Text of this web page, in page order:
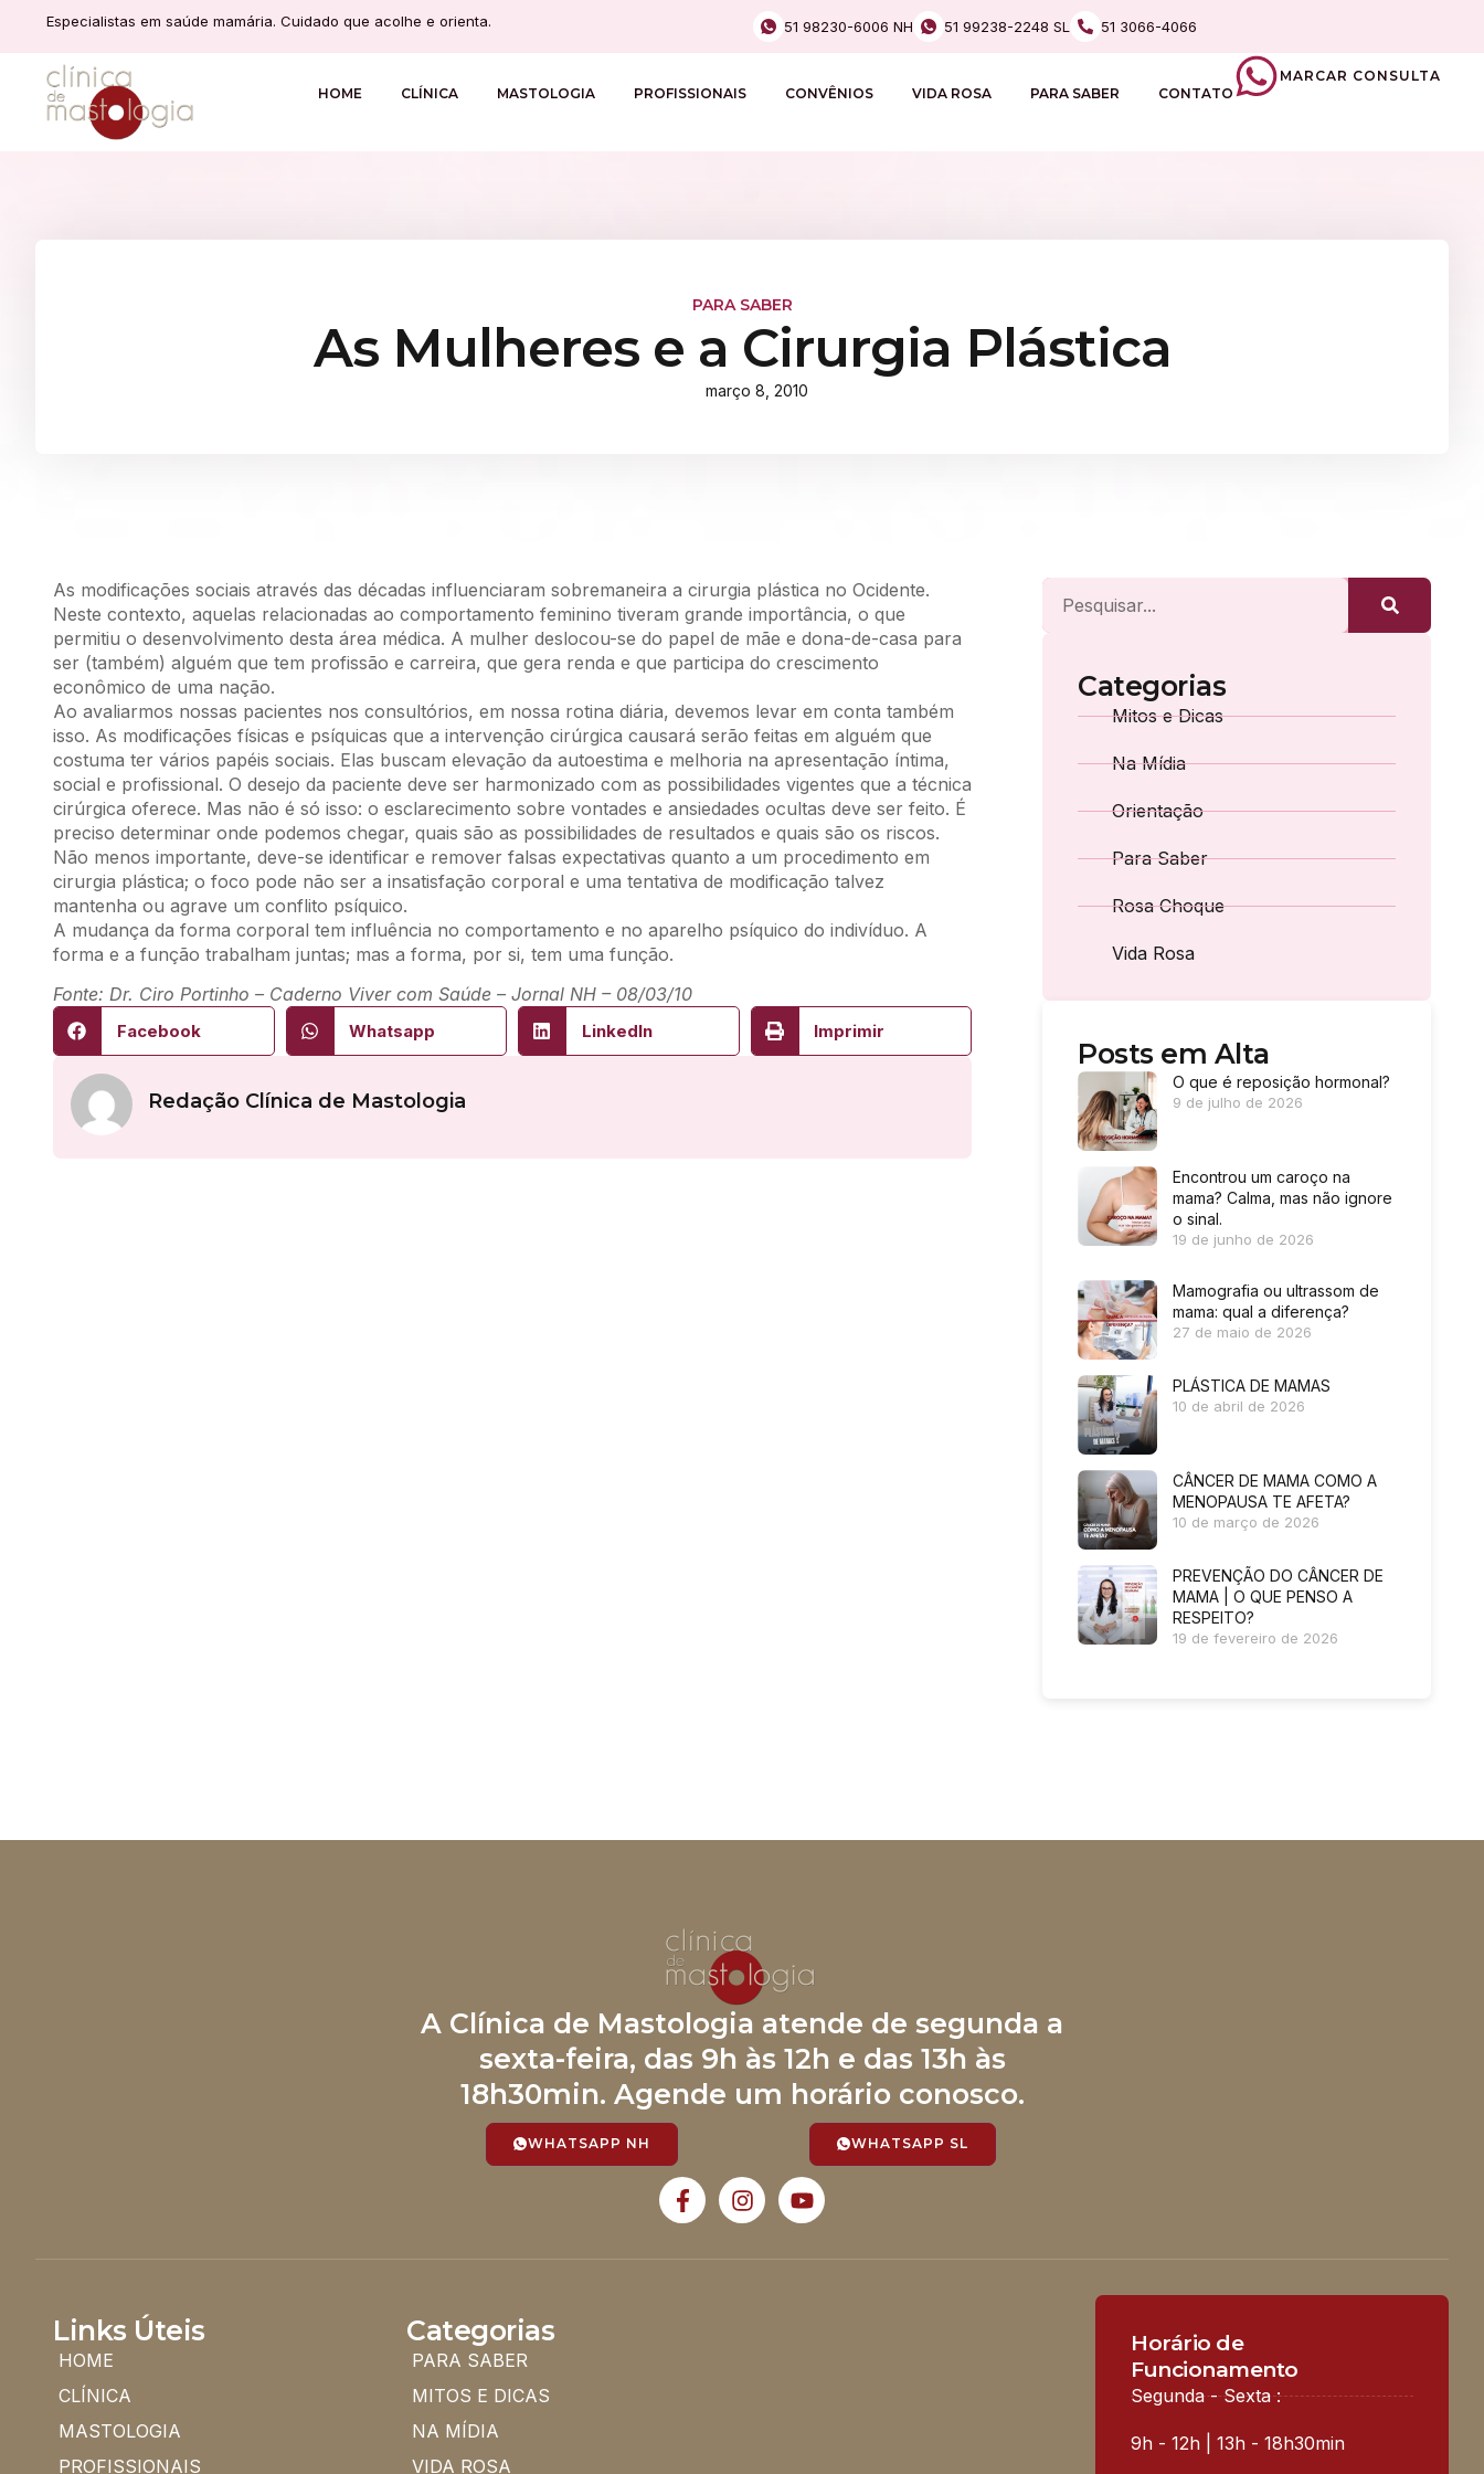
Especialistas em saúde mamária. Cuidado que acolhe e orienta. 51 98230-6006 NH 51 99238-2248 SL 51 3066-4066
HOME CLÍNICA MASTOLOGIA PROFISSIONAIS CONVÊNIOS VIDA ROSA PARA SABER CONTATO
MARCAR CONSULTA
PARA SABER
As Mulheres e a Cirurgia Plástica
março 8, 2010
As modificações sociais através das décadas influenciaram sobremaneira a cirurgia plástica no Ocidente.
Neste contexto, aquelas relacionadas ao comportamento feminino tiveram grande importância, o que
permitiu o desenvolvimento desta área médica. A mulher deslocou-se do papel de mãe e dona-de-casa para
ser (também) alguém que tem profissão e carreira, que gera renda e que participa do crescimento
econômico de uma nação.
Ao avaliarmos nossas pacientes nos consultórios, em nossa rotina diária, devemos levar em conta também
isso. As modificações físicas e psíquicas que a intervenção cirúrgica causará serão feitas em alguém que
costuma ter vários papéis sociais. Elas buscam elevação da autoestima e melhoria na apresentação íntima,
social e profissional. O desejo da paciente deve ser harmonizado com as possibilidades vigentes que a técnica
cirúrgica oferece. Mas não é só isso: o esclarecimento sobre vontades e ansiedades ocultas deve ser feito. É
preciso determinar onde podemos chegar, quais são as possibilidades de resultados e quais são os riscos.
Não menos importante, deve-se identificar e remover falsas expectativas quanto a um procedimento em
cirurgia plástica; o foco pode não ser a insatisfação corporal e uma tentativa de modificação talvez
mantenha ou agrave um conflito psíquico.
A mudança da forma corporal tem influência no comportamento e no aparelho psíquico do indivíduo. A
forma e a função trabalham juntas; mas a forma, por si, tem uma função.
Fonte: Dr. Ciro Portinho – Caderno Viver com Saúde – Jornal NH – 08/03/10
Facebook Whatsapp LinkedIn Imprimir
Redação Clínica de Mastologia
Categorias
Mitos e Dicas
Na Mídia
Orientação
Para Saber
Rosa Choque
Vida Rosa
Posts em Alta
O que é reposição hormonal?
9 de julho de 2026
Encontrou um caroço na
mama? Calma, mas não ignore
o sinal.
19 de junho de 2026
Mamografia ou ultrassom de
mama: qual a diferença?
27 de maio de 2026
PLÁSTICA DE MAMAS
10 de abril de 2026
CÂNCER DE MAMA COMO A
MENOPAUSA TE AFETA?
10 de março de 2026
PREVENÇÃO DO CÂNCER DE
MAMA | O QUE PENSO A
RESPEITO?
19 de fevereiro de 2026
A Clínica de Mastologia atende de segunda a
sexta-feira, das 9h às 12h e das 13h às
18h30min. Agende um horário conosco.
WHATSAPP NH WHATSAPP SL
Links Úteis
HOME
CLÍNICA
MASTOLOGIA
PROFISSIONAIS
Categorias
PARA SABER
MITOS E DICAS
NA MÍDIA
VIDA ROSA
Horário de
Funcionamento
Segunda - Sexta :
9h - 12h | 13h - 18h30min